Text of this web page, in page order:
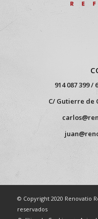
914 087 399 /
C/ Gutierre de
© Copyright 2020 Renovatio
reservados